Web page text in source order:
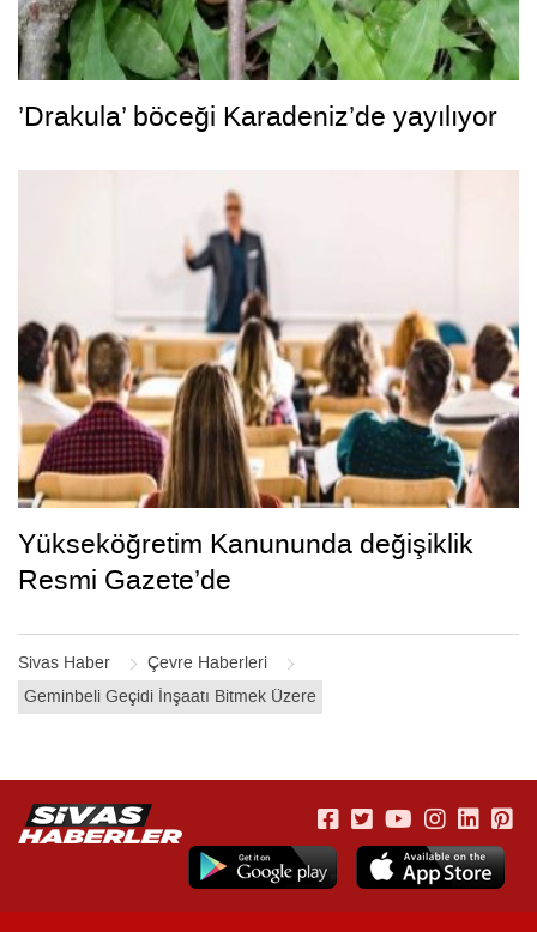
Sivas Haber
Çevre Haberleri
Geminbeli Geçidi İnşaatı Bitmek Üzere
’Drakula’ böceği Karadeniz’de yayılıyor
Yükseköğretim Kanununda değişiklik
Resmi Gazete’de